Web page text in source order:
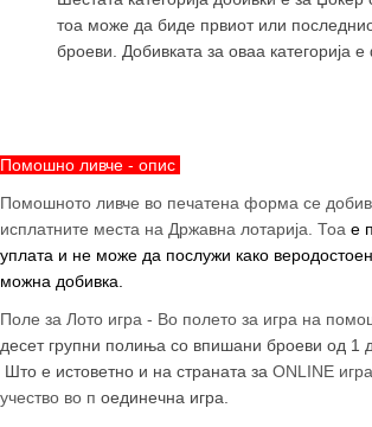
тоа може да биде првиот или
броеви. Добивката за оваа категорија
Помошно ливче - опис
Помошното ливче во печатена форма се
исплатните места на Државна лотарија. Тоа е
уплата и не може да послужи како
можна добивка.
Поле за Лото игра - Во полето за игра на
десет групни полиња со впишани броеви од 1
Што е истоветно и на страната за ONLINE
учество во п оединечна игра.